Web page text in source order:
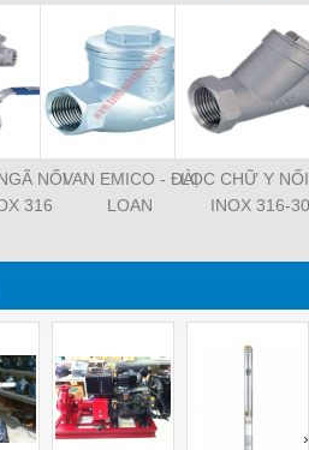
NỐI
316
VAN EMICO - ĐÀI
LOAN
LỌC CHỮ Y
INOX 316-
›